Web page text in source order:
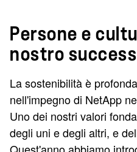
Persone e
nostro
La sostenibilità è
nell'impegno di NetApp
Uno dei nostri valori
degli uni e degli altri, e